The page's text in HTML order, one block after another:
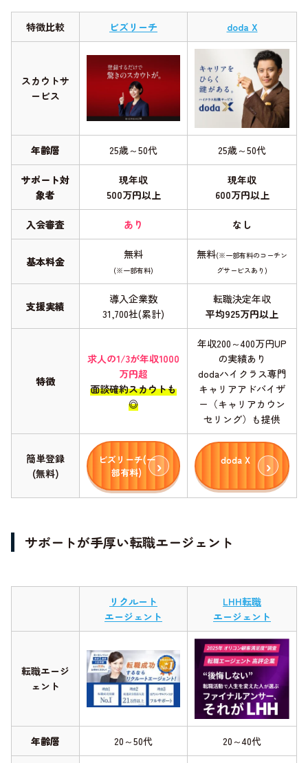
特徴比較 ビズリーチ doda X
スカウトサ
ービス
年齢層 25歳～50代 25歳～50代
サポート対
象者
現年収
500万円以上
現年収
600万円以上
入会審査 あり なし
基本料金
無料
(※一部有料)
無料(※一部有料のコーチン
グサービスあり)
支援実績
導入企業数
31,700社(累計)
転職決定年収
平均925万円以上
特徴
求人の1/3が年収1000
万円超
面談確約スカウトも
◎
年収200～400万円UP
の実績あり
dodaハイクラス専門
キャリアアドバイザ
ー（キャリアカウン
セリング）も提供
簡単登録
(無料)
ビズリーチ(一
部有料)
doda X
サポートが手厚い転職エージェント
リクルート
エージェント
LHH転職
エージェント
転職エージ
ェント
年齢層 20～50代 20～40代